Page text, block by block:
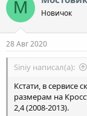
М Новичок
28 Авг 2020
Siniy написал(а):
Кстати, в сервисе
размерам на
2,4 (2008-2013).